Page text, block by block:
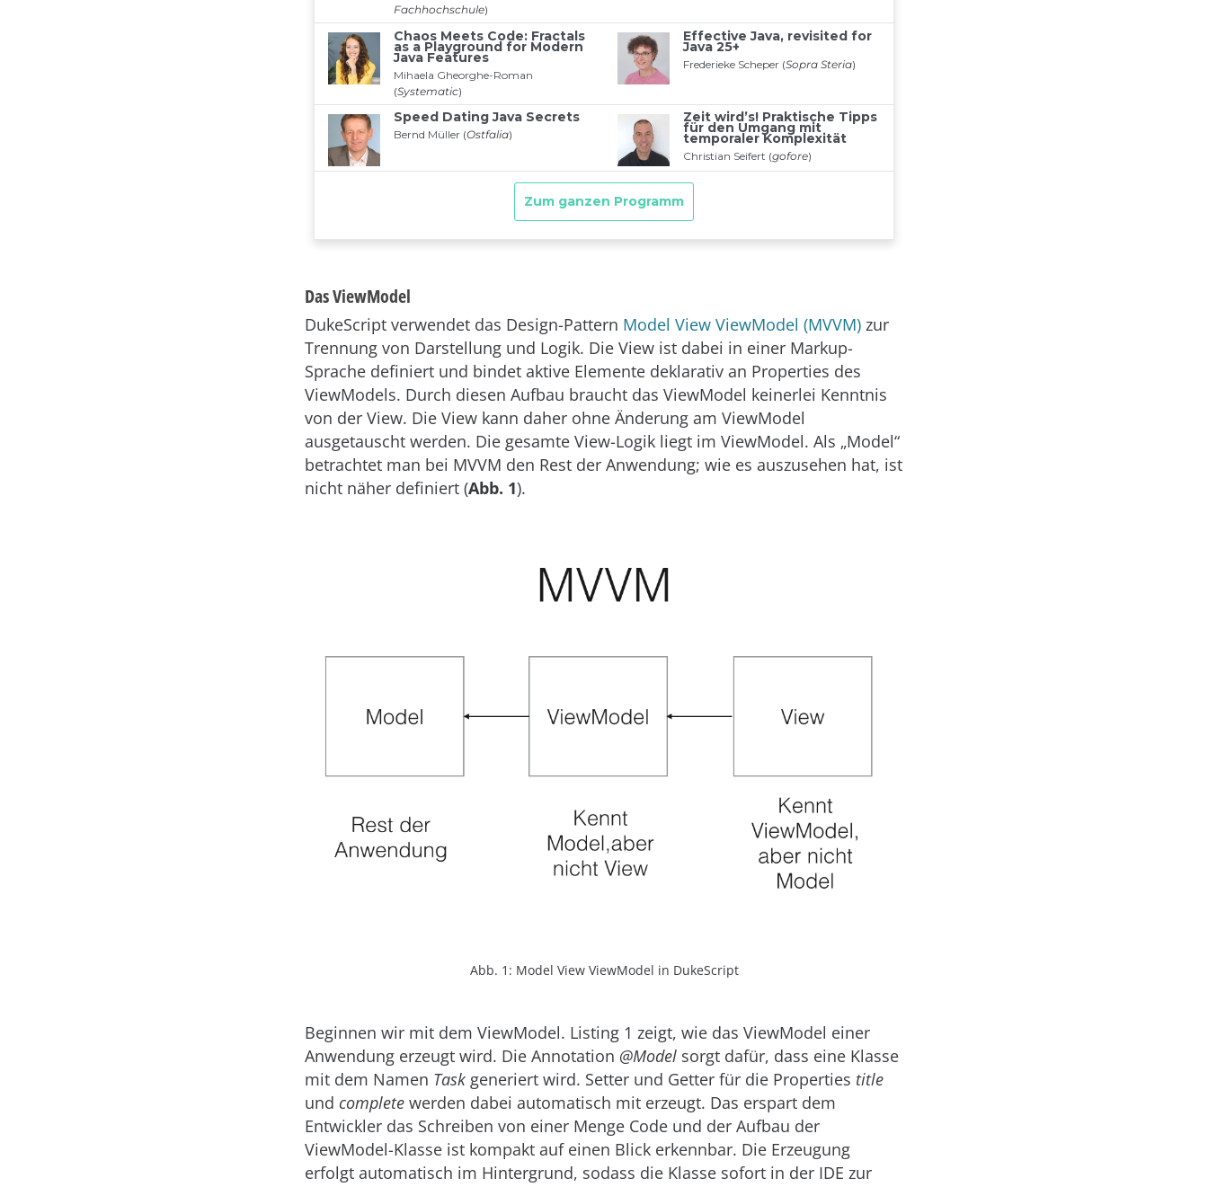
Das ViewModel
DukeScript verwendet das Design-Pattern Model View ViewModel (MVVM) zur
Trennung von Darstellung und Logik. Die View ist dabei in einer Markup-
Sprache definiert und bindet aktive Elemente deklarativ an Properties des
ViewModels. Durch diesen Aufbau braucht das ViewModel keinerlei Kenntnis
von der View. Die View kann daher ohne Änderung am ViewModel
ausgetauscht werden. Die gesamte View-Logik liegt im ViewModel. Als „Model“
betrachtet man bei MVVM den Rest der Anwendung; wie es auszusehen hat, ist
nicht näher definiert (Abb. 1).
Abb. 1: Model View ViewModel in DukeScript
Beginnen wir mit dem ViewModel. Listing 1 zeigt, wie das ViewModel einer
Anwendung erzeugt wird. Die Annotation @Model sorgt dafür, dass eine Klasse
mit dem Namen Task generiert wird. Setter und Getter für die Properties title
und complete werden dabei automatisch mit erzeugt. Das erspart dem
Entwickler das Schreiben von einer Menge Code und der Aufbau der
ViewModel-Klasse ist kompakt auf einen Blick erkennbar. Die Erzeugung
erfolgt automatisch im Hintergrund, sodass die Klasse sofort in der IDE zur